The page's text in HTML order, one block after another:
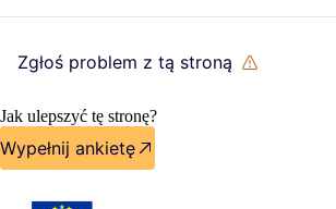
Zgłoś problem z tą stroną
Jak ulepszyć tę stronę?
Wypełnij ankietę